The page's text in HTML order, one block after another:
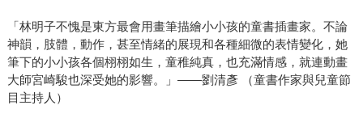
「林明子不愧是東方最會用畫筆描繪小小孩的童書插畫家。不論
神韻，肢體，動作，甚至情緒的展現和各種細微的表情變化，她
筆下的小小孩各個栩栩如生，童稚純真，也充滿情感，就連動畫
大師宮崎駿也深受她的影響。」——劉清彥 （童書作家與兒童節
目主持人）